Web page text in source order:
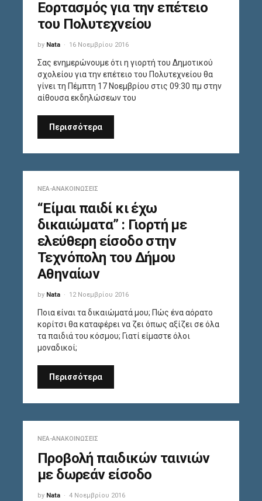
Εορτασμός για την επέτειο
του Πολυτεχνείου
by Nata 16 Νοεμβρίου 2016
Σας ενημερώνουμε ότι η γιορτή του Δημοτικού
σχολείου για την επέτειο του Πολυτεχνείου θα
γίνει τη Πέμπτη 17 Νοεμβρίου στις 09:30 πμ στην
αίθουσα εκδηλώσεων του
Περισσότερα
ΝΈΑ-ΑΝΑΚΟΙΝΏΣΕΙΣ
“Είμαι παιδί κι έχω
δικαιώματα” : Γιορτή με
ελεύθερη είσοδο στην
Τεχνόπολη του Δήμου
Αθηναίων
by Nata 12 Νοεμβρίου 2016
Ποια είναι τα δικαιώματά μου; Πώς ένα αόρατο
κορίτσι θα καταφέρει να ζει όπως αξίζει σε όλα
τα παιδιά του κόσμου; Γιατί είμαστε όλοι
μοναδικοί;
Περισσότερα
ΝΈΑ-ΑΝΑΚΟΙΝΏΣΕΙΣ
Προβολή παιδικών ταινιών
με δωρεάν είσοδο
by Nata 4 Νοεμβρίου 2016